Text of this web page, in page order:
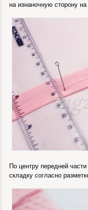
на изнаночную сторону
По центру передней
складку согласно